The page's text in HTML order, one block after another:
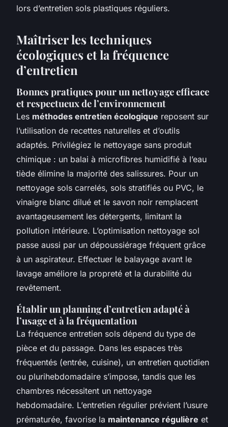
lors d’entretien sols plastiques réguliers.
Maîtriser les techniques
écologiques et la fréquence
d’entretien
Bonnes pratiques pour un nettoyage efficace
et respectueux de l’environnement
Les méthodes entretien écologique reposent sur
l’utilisation de recettes naturelles et d’outils
adaptés. Privilégiez le nettoyage sans produit
chimique : un balai à microfibres humidifié à l’eau
tiède élimine la majorité des salissures. Pour un
nettoyage sols carrelés, sols stratifiés ou PVC, le
vinaigre blanc dilué et le savon noir remplacent
avantageusement les détergents, limitant la
pollution intérieure. L’optimisation nettoyage sol
passe aussi par un dépoussiérage fréquent grâce
à un aspirateur. Effectuer le balayage avant le
lavage améliore la propreté et la durabilité du
revêtement.
Établir un planning d’entretien adapté à
l’usage et à la fréquentation
La fréquence entretien sols dépend du type de
pièce et du passage. Dans les espaces très
fréquentés (entrée, cuisine), un entretien quotidien
ou plurihebdomadaire s’impose, tandis que les
chambres nécessitent un nettoyage
hebdomadaire. L’entretien régulier prévient l’usure
prématurée, favorise la maintenance régulière et